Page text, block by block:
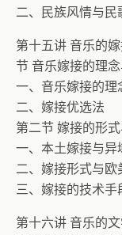
二、民族风情与民
第十五讲 音乐的
节 音乐嫁接的理
一、音乐嫁接的理
二、嫁接优选法
第二节 嫁接的形
一、本土嫁接与异
二、嫁接形式与
三、嫁接的技术手
第十六讲 音乐的